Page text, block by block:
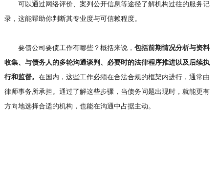
可以通过网络评价、案列公开信息等途径了解机构过往的服务记
录，这能帮助你判断其专业度与可信赖程度。
要债公司要债工作有哪些？概括来说， 包括前期情况分析与资料
收集、与债务人的多轮沟通谈判、必要时的法律程序推进以及后续执
行和监督。 在国内，这些工作必须在合法合规的框架内进行，通常由
律师事务所承担。通过了解这些步骤，当债务问题出现时，就能更有
方向地选择合适的机构，也能在沟通中占据主动。